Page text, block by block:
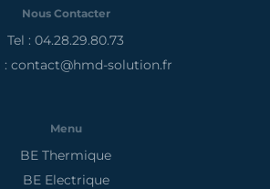
Nous Contacter
Tel : 04.28.29.80.73
: contact@hmd-solution.fr
Menu
BE Thermique
BE Electrique